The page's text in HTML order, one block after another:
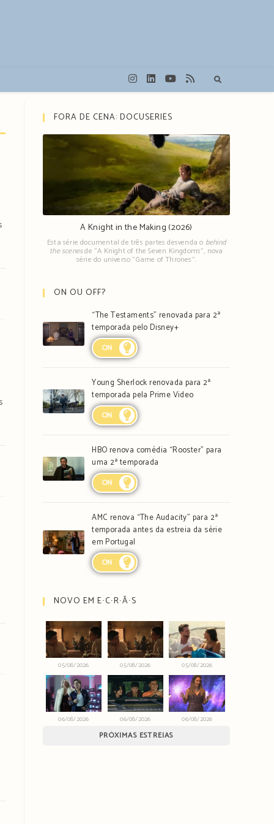
FORA DE CENA: DOCUSERIES
A Knight in the Making (2026)
Esta série documental de três partes desvenda o behind
the scenesde "A Knight of the Seven Kingdoms", nova
série do universo "Game of Thrones".
ON OU OFF?
“The Testaments” renovada para 2ª
temporada pelo Disney+
ON
Young Sherlock renovada para 2ª
temporada pela Prime Video
ON
HBO renova comédia “Rooster” para
uma 2ª temporada
ON
AMC renova “The Audacity” para 2ª
temporada antes da estreia da série
em Portugal
ON
NOVO EM E∙C∙R∙Ã∙S
05/08/2026 05/08/2026 05/08/2026
06/08/2026 06/08/2026 06/08/2026
PRÓXIMAS ESTREIAS